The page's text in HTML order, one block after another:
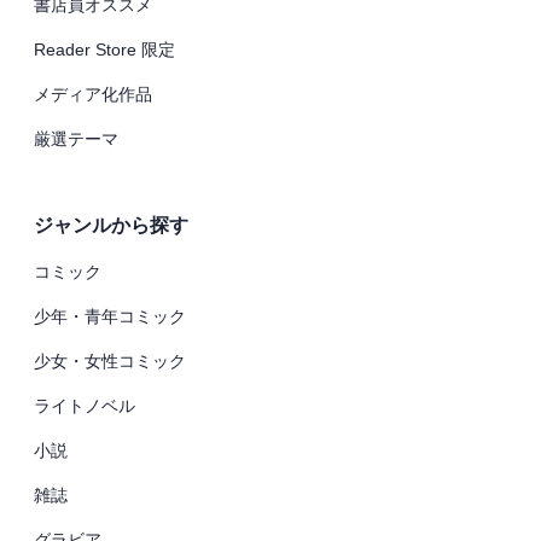
書店員オススメ
Reader Store 限定
メディア化作品
厳選テーマ
ジャンルから探す
コミック
少年・青年コミック
少女・女性コミック
ライトノベル
小説
雑誌